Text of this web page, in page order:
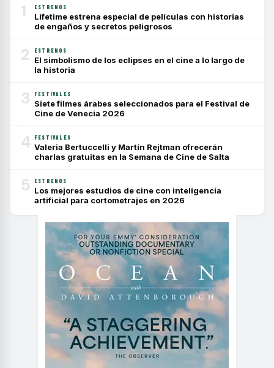
1 ESTRENOS
Lifetime estrena especial de películas con historias
de engaños y secretos peligrosos
2 ESTRENOS
El simbolismo de los eclipses en el cine a lo largo de
la historia
3 FESTIVALES
Siete filmes árabes seleccionados para el Festival de
Cine de Venecia 2026
4 FESTIVALES
Valeria Bertuccelli y Martín Rejtman ofrecerán
charlas gratuitas en la Semana de Cine de Salta
5 ESTRENOS
Los mejores estudios de cine con inteligencia
artificial para cortometrajes en 2026